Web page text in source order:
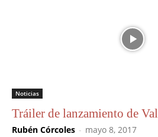
Noticias
Tráiler de lanzamiento de
Rubén Córcoles - mayo 8, 2017